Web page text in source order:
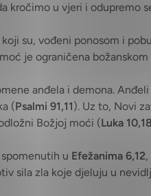
kročimo u vjeri i odupremo
su, vođeni ponosom i
je ograničena
anđela i demona.
(Psalmi 91,11). Uz to, Novi
Božjoj moći (Luka 10,18
u Efežanima 6,12
sila zla koje djeluju u